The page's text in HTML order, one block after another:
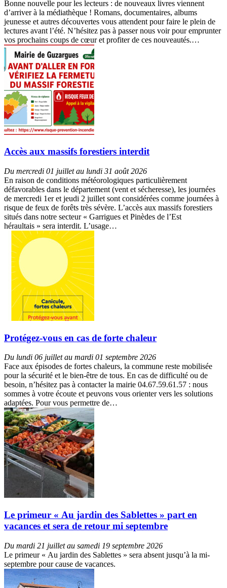
Bonne nouvelle pour les lecteurs : de nouveaux livres viennent
d’arriver à la médiathèque ! Romans, documentaires, albums
jeunesse et autres découvertes vous attendent pour faire le plein de
lectures avant l’été. N’hésitez pas à passer nous voir pour emprunter
vos prochains coups de cœur et profiter de ces nouveautés.…
Accès aux massifs forestiers interdit
Du mercredi 01 juillet au lundi 31 août 2026
En raison de conditions météorologiques particulièrement
défavorables dans le département (vent et sécheresse), les journées
de mercredi 1er et jeudi 2 juillet sont considérées comme journées à
risque de feux de forêts très sévère. L’accès aux massifs forestiers
situés dans notre secteur « Garrigues et Pinèdes de l’Est
héraultais » sera interdit. L’usage…
Protégez-vous en cas de forte chaleur
Du lundi 06 juillet au mardi 01 septembre 2026
Face aux épisodes de fortes chaleurs, la commune reste mobilisée
pour la sécurité et le bien-être de tous. En cas de difficulté ou de
besoin, n’hésitez pas à contacter la mairie 04.67.59.61.57 : nous
sommes à votre écoute et peuvons vous orienter vers les solutions
adaptées. Pour vous permettre de…
Le primeur « Au jardin des Sablettes » part en
vacances et sera de retour mi septembre
Du mardi 21 juillet au samedi 19 septembre 2026
Le primeur « Au jardin des Sablettes » sera absent jusqu’à la mi-
septembre pour cause de vacances.